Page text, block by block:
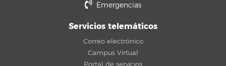
Emergencias
Servicios telemáticos
Correo electrónico
Campus Virtual